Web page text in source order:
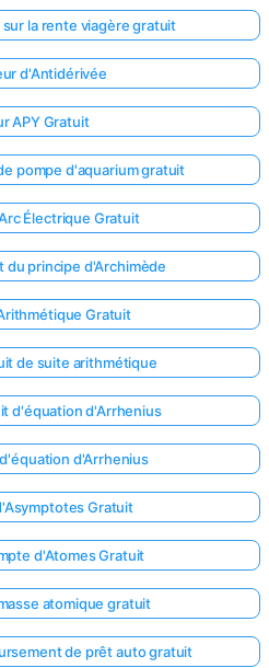
la rente viagère gratuit
d'Antidérivée
APY Gratuit
pompe d'aquarium gratuit
Électrique Gratuit
du principe d'Archimède
Gratuit
de suite arithmétique
d'équation d'Arrhenius
d'Arrhenius
Gratuit
d'Atomes Gratuit
atomique gratuit
de prêt auto gratuit